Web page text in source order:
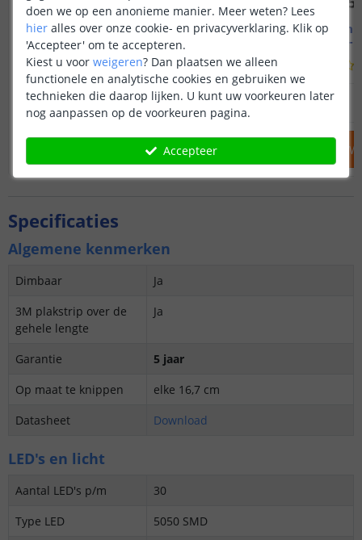
1M - compleet profiel
Opbouw - smal en laag
(70 reviews)
OP VOORRAAD 12 ,95
IN WINKELWAGEN
2M -
Opbouw -
OP VOORRAAD
IN
Specificaties
Algemene kenmerken
Dimbaar
Ja
3M plakstrip over de
gehele lengte
Ja
Garantie
5 jaar
Op maat te knippen
elke 16,7 cm
Datasheet
Download
LED's en licht
Aantal LED's p/m
30
Type LED
5050 SMD
doen we op een anonieme manier. Meer weten? Lees
hier alles over onze cookie- en privacyverklaring. Klik op
'Accepteer' om te accepteren.
Kiest u voor weigeren? Dan plaatsen we alleen
functionele en analytische cookies en gebruiken we
technieken die daarop lijken. U kunt uw voorkeuren later
nog aanpassen op de voorkeuren pagina.
Accepteer